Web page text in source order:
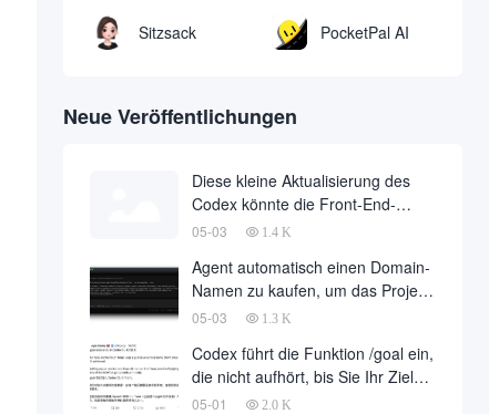
Sitzsack PocketPal AI
Neue Veröffentlichungen
Diese kleine Aktualisierung des
Codex könnte die Front-End-
Arbeiten um die Hälfte reduzieren
05-03 1.4 K
Agent automatisch einen Domain-
Namen zu kaufen, um das Projekt
bereitstellen, vollautomatische
im Namen der Entwicklungsfirma
zu einer großen Anzahl von fallen
05-03 1.3 K
Codex führt die Funktion /goal ein,
die nicht aufhört, bis Sie Ihr Ziel
erreicht haben
05-01 2.0 K